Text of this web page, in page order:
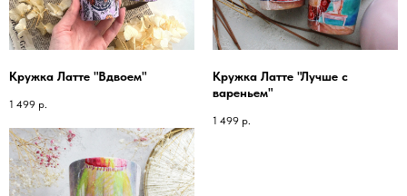
Кружка Латте "Вдвоем"
1 499 р.
Кружка Латте "Лучше с
вареньем"
1 499 р.